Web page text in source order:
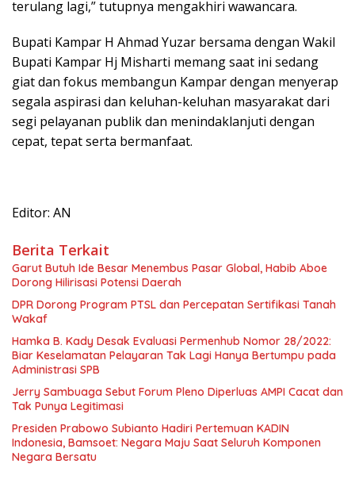
terulang lagi,” tutupnya mengakhiri wawancara.
Bupati Kampar H Ahmad Yuzar bersama dengan Wakil
Bupati Kampar Hj Misharti memang saat ini sedang
giat dan fokus membangun Kampar dengan menyerap
segala aspirasi dan keluhan-keluhan masyarakat dari
segi pelayanan publik dan menindaklanjuti dengan
cepat, tepat serta bermanfaat.
Editor: AN
Berita Terkait
Garut Butuh Ide Besar Menembus Pasar Global, Habib Aboe
Dorong Hilirisasi Potensi Daerah
DPR Dorong Program PTSL dan Percepatan Sertifikasi Tanah
Wakaf
Hamka B. Kady Desak Evaluasi Permenhub Nomor 28/2022:
Biar Keselamatan Pelayaran Tak Lagi Hanya Bertumpu pada
Administrasi SPB
Jerry Sambuaga Sebut Forum Pleno Diperluas AMPI Cacat dan
Tak Punya Legitimasi
Presiden Prabowo Subianto Hadiri Pertemuan KADIN
Indonesia, Bamsoet: Negara Maju Saat Seluruh Komponen
Negara Bersatu